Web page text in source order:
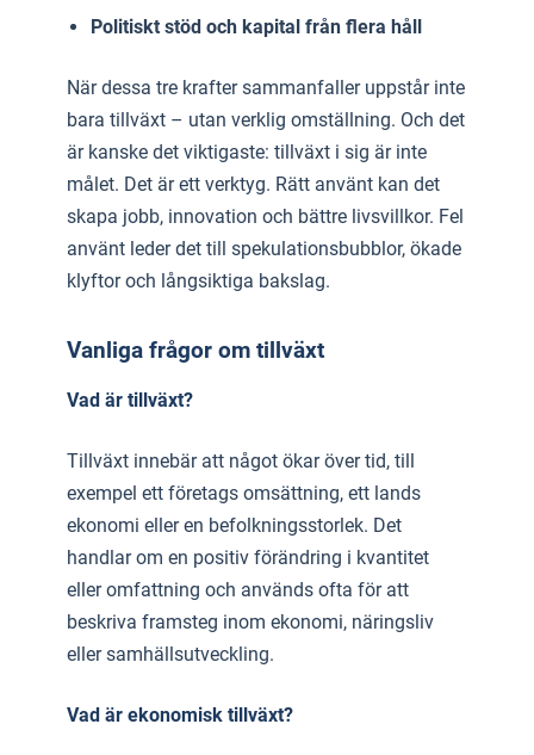
Politiskt stöd och kapital från flera håll
När dessa tre krafter sammanfaller uppstår inte
bara tillväxt – utan verklig omställning. Och det
är kanske det viktigaste: tillväxt i sig är inte
målet. Det är ett verktyg. Rätt använt kan det
skapa jobb, innovation och bättre livsvillkor. Fel
använt leder det till spekulationsbubblor, ökade
klyftor och långsiktiga bakslag.
Vanliga frågor om tillväxt
Vad är tillväxt?
Tillväxt innebär att något ökar över tid, till
exempel ett företags omsättning, ett lands
ekonomi eller en befolkningsstorlek. Det
handlar om en positiv förändring i kvantitet
eller omfattning och används ofta för att
beskriva framsteg inom ekonomi, näringsliv
eller samhällsutveckling.
Vad är ekonomisk tillväxt?